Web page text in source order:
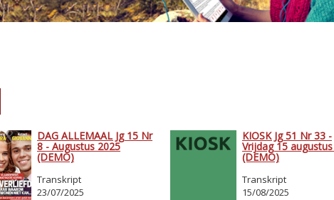
DAG ALLEMAAL Jg 15 Nr
8 - Augustus 2025
(DEMO)
Transkript
23/07/2025
KIOSK Jg 51 Nr 33 -
Vrijdag 15
(DEMO)
Transkript
15/08/2025